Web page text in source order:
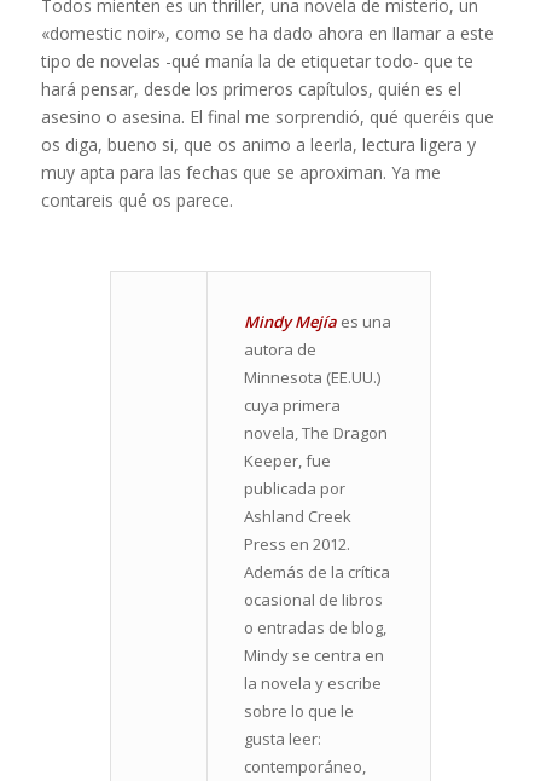
Todos mienten es un thriller, una novela de misterio, un
«domestic noir», como se ha dado ahora en llamar a este
tipo de novelas -qué manía la de etiquetar todo- que te
hará pensar, desde los primeros capítulos, quién es el
asesino o asesina. El final me sorprendió, qué queréis que
os diga, bueno si, que os animo a leerla, lectura ligera y
muy apta para las fechas que se aproximan. Ya me
contareis qué os parece.
Mindy Mejíaes una
autora de
Minnesota (EE.UU.)
cuya primera
novela, The Dragon
Keeper, fue
publicada por
Ashland Creek
Press en 2012.
Además de la crítica
ocasional de libros
o entradas de blog,
Mindy se centra en
la novela y escribe
sobre lo que le
gusta leer:
contemporáneo,